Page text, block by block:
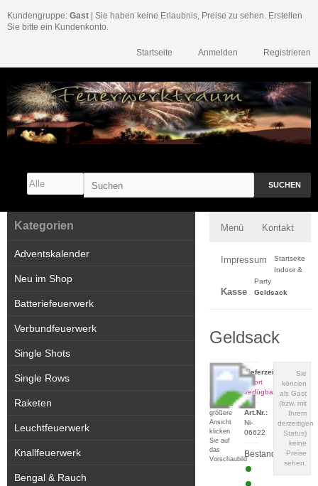
Kundengruppe: Gast | Sie haben keine Erlaubnis, Preise zu sehen. Erstellen
Sie bitte ein Kundenkonto.
Registrieren
Anmelden
Startseite
SUCHEN
Menü Kontakt
Impressum
Kasse
Startseite
Indoor &
Party
Geldsack
Geldsack
Für eine
größere
Ansicht
klicken
Sie auf
das
Vorschaubild
Sie
können
als Gast
(bzw. mit
Ihrem
derzeitigen
Status)
keine
Preise
sehen.
Lieferzeit:
sofort
verfügbar
Art.Nr.:
Ni-
06622
Bestand:
Kategorien
Adventskalender
Neu im Shop
Batteriefeuerwerk
Verbundfeuerwerk
Single Shots
Single Rows
Raketen
Leuchtfeuerwerk
Knallfeuerwerk
Bengal & Rauch